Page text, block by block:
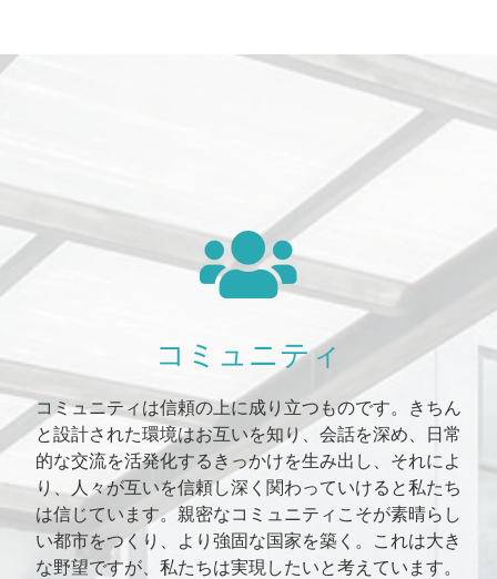
コミュニティ
コミュニティは信頼の上に成り立つものです。きちん
と設計された環境はお互いを知り、会話を深め、日常
的な交流を活発化するきっかけを生み出し、それによ
り、人々が互いを信頼し深く関わっていけると私たち
は信じています。親密なコミュニティこそが素晴らし
い都市をつくり、より強固な国家を築く。これは大き
な野望ですが、私たちは実現したいと考えています。